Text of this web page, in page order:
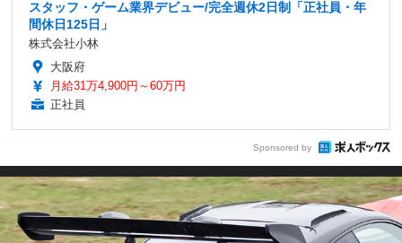
スタッフ・ゲーム業界デビュー/完全週休2日制「正社員・年
間休日125日」
株式会社小林
大阪府
月給31万4,900円～60万円
正社員
Sponsored by